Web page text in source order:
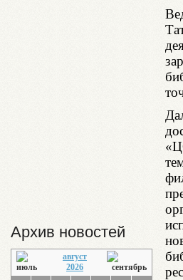
Архив новостей
август
2026